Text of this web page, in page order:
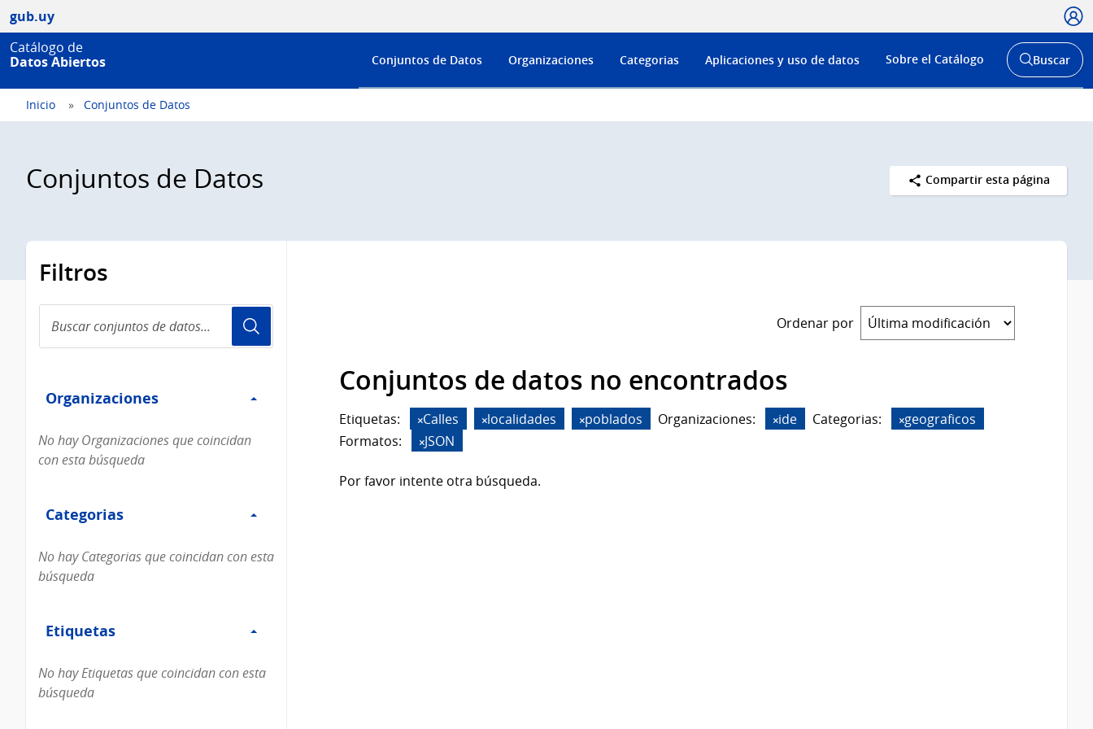
gub.uy
Catálogo de
Datos Abiertos
Menú
de
Conjuntos de Datos Organizaciones Categorias Aplicaciones y uso de datos Sobre el Catálogo
Abrir
buscador
Buscar
Inicio Conjuntos de Datos
Conjuntos de Datos Compartir esta página
Filtros
conjuntos
de
Organizaciones
Organizaciones
No hay Organizaciones que coincidan
con esta búsqueda
Categorias
Categorias
No hay Categorias que coincidan con esta
búsqueda
Etiquetas
Etiquetas
No hay Etiquetas que coincidan con esta
búsqueda
Ordenar por
Conjuntos de datos no encontrados
Etiquetas: Calles localidades poblados Organizaciones: ide Categorias:
geograficos
Formatos:
JSON
Por favor intente otra búsqueda.